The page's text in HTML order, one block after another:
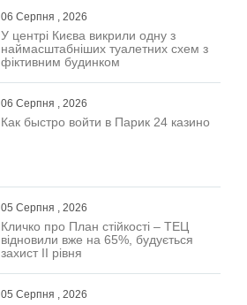
06 Серпня , 2026
У центрі Києва викрили одну з
наймасштабніших туалетних схем з
фіктивним будинком
06 Серпня , 2026
Как быстро войти в Парик 24 казино
05 Серпня , 2026
Кличко про План стійкості – ТЕЦ
відновили вже на 65%, будується
захист ІІ рівня
05 Серпня , 2026